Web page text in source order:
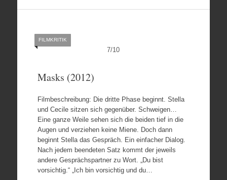
7/10
FILMKRITIK
Masks (2012)
Filmbeschreibung: Die dritte Phase beginnt. Stella
und Cecile sitzen sich gegenüber. Schweigen…
Eine ganze Weile sehen sich die beiden tief in die
Augen und verziehen keine Miene. Doch dann
beginnt Stella das Gespräch. Ein einfacher Dialog.
Nach jedem beendeten Satz kommt der jeweils
andere Gesprächspartner zu Wort. „Du bist
vorsichtig.“ „Ich bin vorsichtig und du…